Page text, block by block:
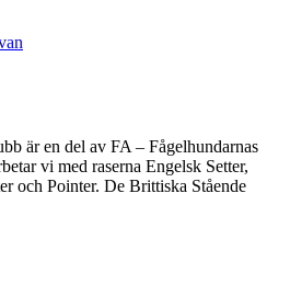
är en del av FA – Fågelhundarnas
vi med raserna Engelsk Setter,
och Pointer. De Brittiska Stående